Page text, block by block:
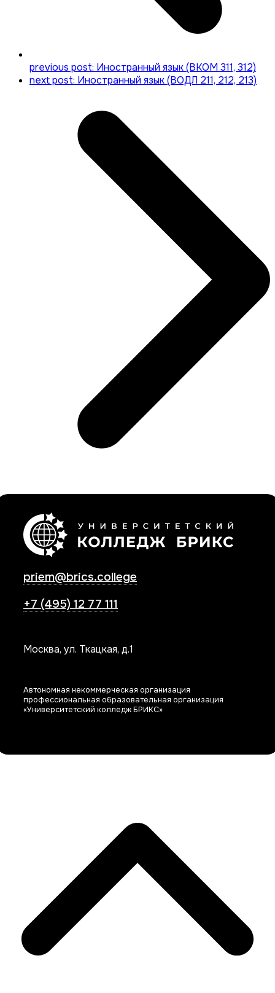
previous post: Иностранный язык (ВКОМ 311, 312)
next post: Иностранный язык (ВОДЛ 211, 212, 213)
priem@brics.college
+7 (495) 12 77 111
Москва, ул. Ткацкая, д.1
Автономная некоммерческая организация
профессиональная образовательная организация
«Университетский колледж БРИКС»